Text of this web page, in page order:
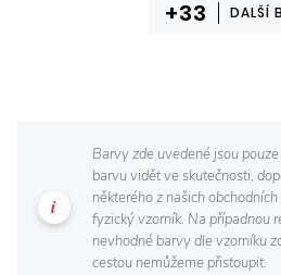
DALŠÍ
Barvy zde uvedené jsou
barvu vidět ve skutečnosti,
některého z našich
fyzický vzorník. Na případnou
nevhodné barvy dle vzorníku
cestou nemůžeme přistoupit.